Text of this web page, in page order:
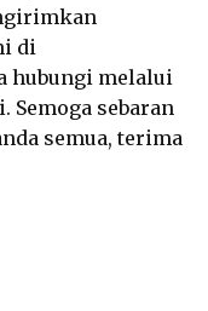
di
hubungi melalui
Semoga sebaran
semua, terima